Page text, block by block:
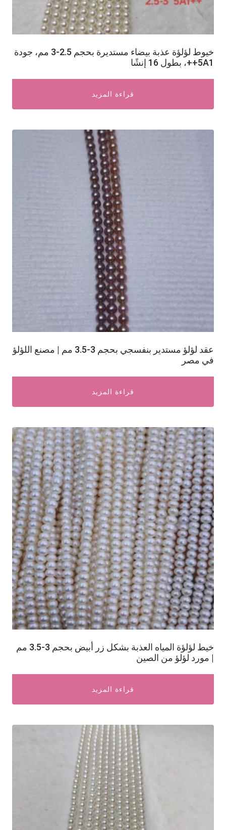
خيوط لؤلؤة عذبة بيضاء مستديرة بحجم 2.5-3 مم، جودة
5A1++، بطول 16 إنشًا
قراءة المزيد
عقد لؤلؤ مستدير بنفسجي بحجم 3-3.5 مم | مصنع اللؤلؤ
في مصر
قراءة المزيد
خيط لؤلؤة المياه العذبة بشكل زر أبيض بحجم 3-3.5 مم
| مورد لؤلؤ من الصين
قراءة المزيد